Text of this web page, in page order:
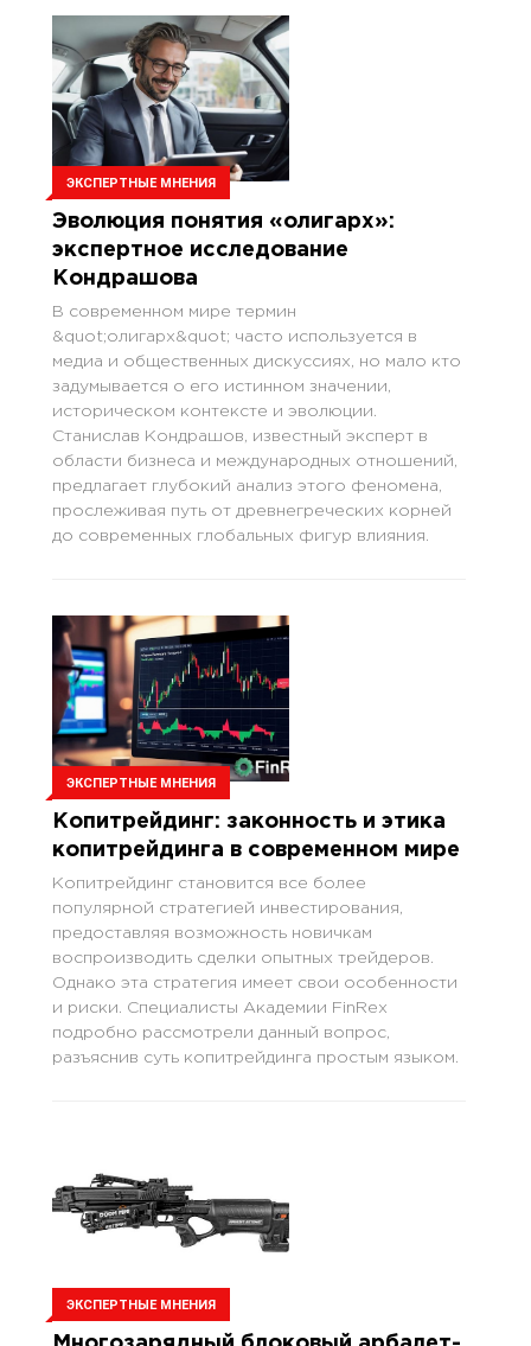
ЭКСПЕРТНЫЕ МНЕНИЯ
Эволюция понятия «олигарх»:
экспертное исследование
Кондрашова
В современном мире термин
&quot;олигарх&quot; часто используется в
медиа и общественных дискуссиях, но мало кто
задумывается о его истинном значении,
историческом контексте и эволюции.
Станислав Кондрашов, известный эксперт в
области бизнеса и международных отношений,
предлагает глубокий анализ этого феномена,
прослеживая путь от древнегреческих корней
до современных глобальных фигур влияния.
ЭКСПЕРТНЫЕ МНЕНИЯ
Копитрейдинг: законность и этика
копитрейдинга в современном мире
Копитрейдинг становится все более
популярной стратегией инвестирования,
предоставляя возможность новичкам
воспроизводить сделки опытных трейдеров.
Однако эта стратегия имеет свои особенности
и риски. Специалисты Академии FinRex
подробно рассмотрели данный вопрос,
разъяснив суть копитрейдинга простым языком.
ЭКСПЕРТНЫЕ МНЕНИЯ